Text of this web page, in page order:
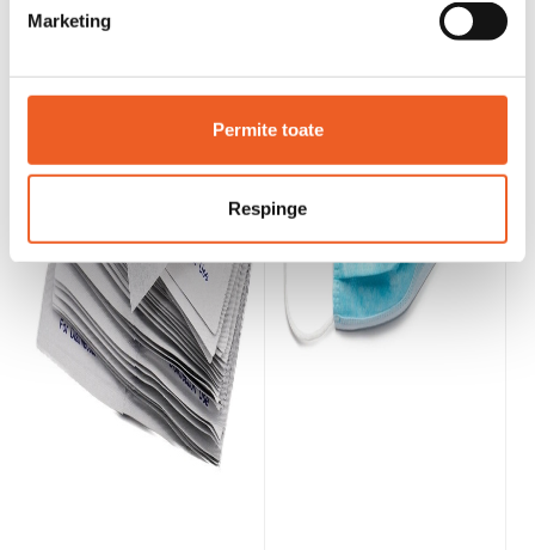
Marketing
Permite toate
Respinge